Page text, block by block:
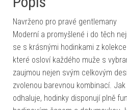
Navrženo pro pravé gentlemany
Moderní a promyšlené i do těch
se s krásnými hodinkami z
které osloví každého muže s
zaujmou nejen svým celkovým
zvolenou barevnou kombinací.
odhaluje, hodinky disponují plně